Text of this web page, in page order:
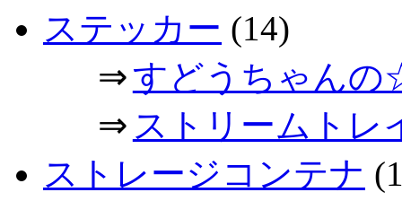
ステッカー (14)
⇒すどうちゃん
⇒ ストリームトレ
ストレージコンテナ